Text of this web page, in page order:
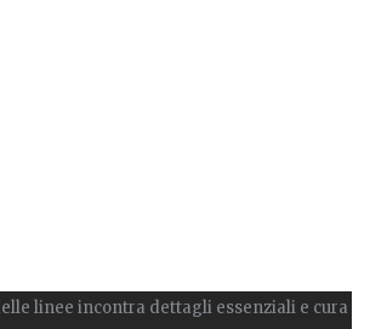
linee incontra dettagli essenziali e cura